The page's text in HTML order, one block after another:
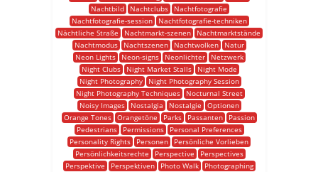
Nachtbild
Nachtclubs
Nachtfotografie
Nachtfotografie-session
Nachtfotografie-techniken
Nächtliche Straße
Nachtmarkt-szenen
Nachtmarktstände
Nachtmodus
Nachtszenen Nachtwolken
Natur
Neon Lights
Neon-signs Neonlichter
Netzwerk
Night Clubs
Night Market Stalls
Night Mode
Night Photography
Night Photography Session
Night Photography Techniques
Nocturnal Street
Noisy Images
Nostalgia Nostalgie
Optionen
Orange Tones
Orangetöne Parks Passanten
Passion
Pedestrians
Permissions
Personal Preferences
Personality Rights
Personen
Persönliche Vorlieben
Persönlichkeitsrechte
Perspective
Perspectives
Perspektive
Perspektiven Photo Walk
Photographing